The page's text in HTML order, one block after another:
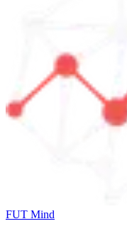
FUT Mind